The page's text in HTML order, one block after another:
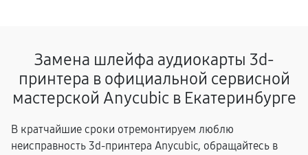
Замена шлейфа аудиокарты 3d-
принтера в официальной сервисной
мастерской Anycubic в Екатеринбурге
В кратчайшие сроки отремонтируем люблю
неисправность 3d-принтера Anycubic, обращайтесь в